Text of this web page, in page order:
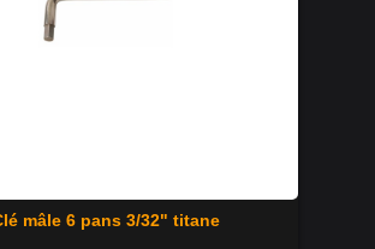
mâle 6 pans 3/32" titane